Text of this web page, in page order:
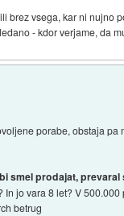
brez vsega, kar ni
- kdor verjame, da
porabe, obstaja
smel prodajat, prevaral
jo vara 8 let? V 500.000
betrug